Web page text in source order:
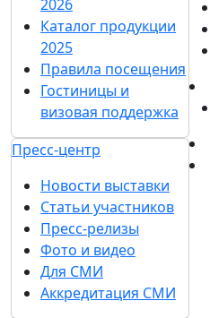
2026
Каталог продукции
2025
Правила посещения
Гостиницы и
визовая поддержка
Пресс-центр
Новости выставки
Статьи участников
Пресс-релизы
Фото и видео
Для СМИ
Аккредитация СМИ